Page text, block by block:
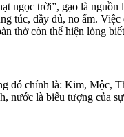
ngọc trời”, gạo là
túc, đầy đủ, no ấm.
thờ còn thể hiện lòng
đó chính là: Kim, Mộc,
nước là biểu tượng của